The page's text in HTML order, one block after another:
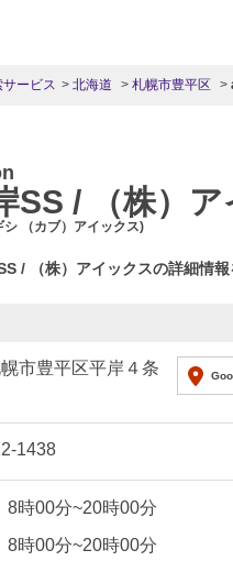
ービス 北海道 札幌市豊平区
SS / （株）ア
（カブ）アイックス)
/ （株）アイックスの詳細情報
市豊平区平岸４条
1438
8時00分~20時00分
8時00分~20時00分